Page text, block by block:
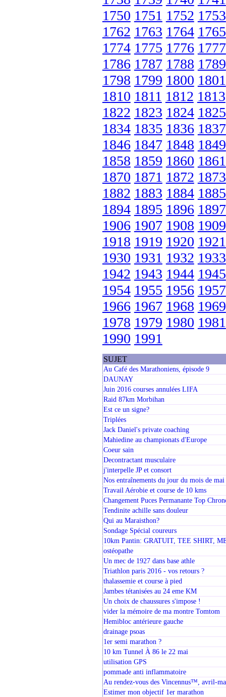
1750 1751 1752 1753
1762 1763 1764 1765
1774 1775 1776 1777
1786 1787 1788 1789
1798 1799 1800 1801
1810 1811 1812 1813
1822 1823 1824 1825
1834 1835 1836 1837
1846 1847 1848 1849
1858 1859 1860 1861
1870 1871 1872 1873
1882 1883 1884 1885
1894 1895 1896 1897
1906 1907 1908 1909
1918 1919 1920 1921
1930 1931 1932 1933
1942 1943 1944 1945
1954 1955 1956 1957
1966 1967 1968 1969
1978 1979 1980 1981
1990 1991
SUJET
Au Café des Marathoniens, épisode 9
DAUNAY
Juin 2016 courses annulées LIFA
Raid 87km Morbihan
Est ce un signe?
Triplées
Jack Daniel's private coaching
Mahiedine au championats d'Europe
Coeur sain
Decontractant musculaire
j'interpelle JP et consort
Nos entraînements du jour du mois de mai
Travail Aérobie et course de 10 kms
Changement Puces Permanante Top
Tendinite achille sans douleur
Qui au Maraisthon?
Sondage Spécial coureurs
10km Pantin: GRATUIT, TEE SHIRT,
ostéopathe
Un mec de 1927 dans base athle
Triathlon paris 2016 - vos retours ?
thalassemie et course à pied
Jambes tétanisées au 24 eme KM
Un choix de chaussures s'impose !
vider la mémoire de ma montre Tomtom
Hemibloc antérieure gauche
drainage psoas
1er semi marathon ?
10 km Tunnel À 86 le 22 mai
utilisation GPS
pommade anti inflammatoire
Au rendez-vous des Vincennus™, avril-
Estimer mon objectif 1er marathon